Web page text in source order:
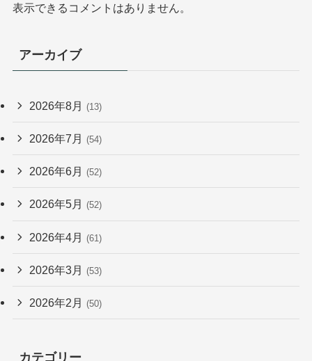
表示できるコメントはありません。
アーカイブ
2026年8月 (13)
2026年7月 (54)
2026年6月 (52)
2026年5月 (52)
2026年4月 (61)
2026年3月 (53)
2026年2月 (50)
カテゴリー